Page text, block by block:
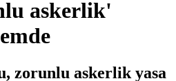
askerlik'
zorunlu askerlik yasa